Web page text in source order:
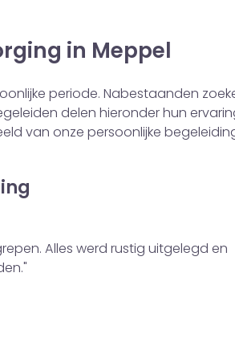
in Meppel
periode. Nabestaanden
delen hieronder hun
van onze persoonlijke
Alles werd rustig uitgelegd en